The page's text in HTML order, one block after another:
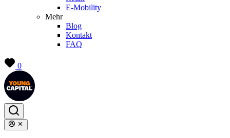
E-Mobility
Mehr
Blog
Kontakt
FAQ
0